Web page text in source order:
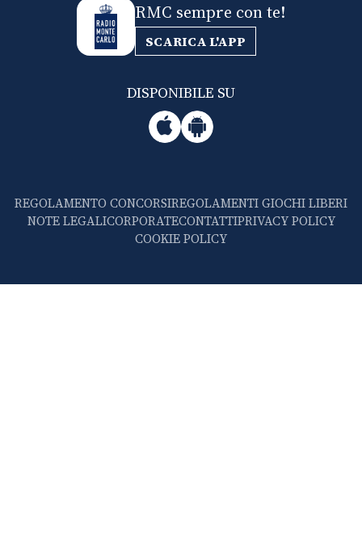
RMC sempre con te!
SCARICA L'APP
DISPONIBILE SU
REGOLAMENTO CONCORSIREGOLAMENTI GIOCHI LIBERI
NOTE LEGALICORPORATECONTATTIPRIVACY POLICY
COOKIE POLICY